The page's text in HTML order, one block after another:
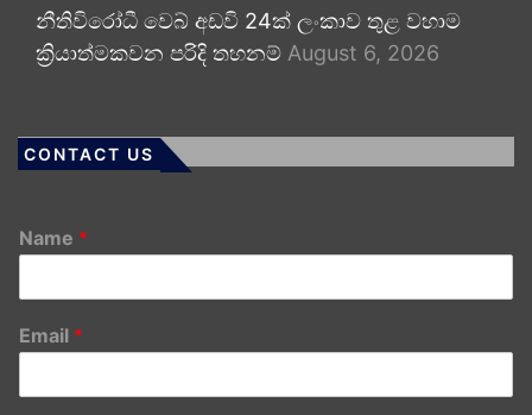
නීතිවිරෝධී වෙබ් අඩවි 24ක් ලංකාව තුළ වහාම
ක්‍රියාත්මකවන පරිදි තහනම් August 6, 2026
CONTACT US
Name *
Email *